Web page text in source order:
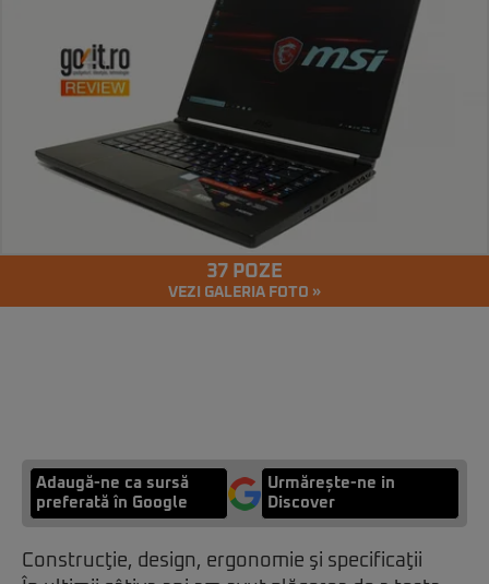
37 POZE
VEZI GALERIA FOTO »
Adaugă-ne ca sursă
preferată în Google
Urmărește-ne in
Discover
Construcţie, design, ergonomie şi specificaţii